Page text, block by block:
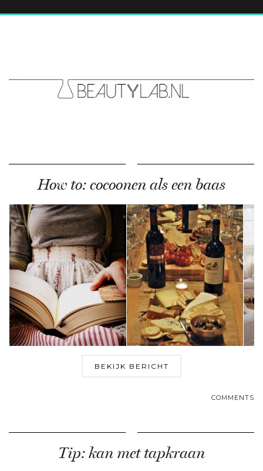
How to: cocoonen als een baas
BEKIJK BERICHT
COMMENTS
Tip: kan met tapkraan